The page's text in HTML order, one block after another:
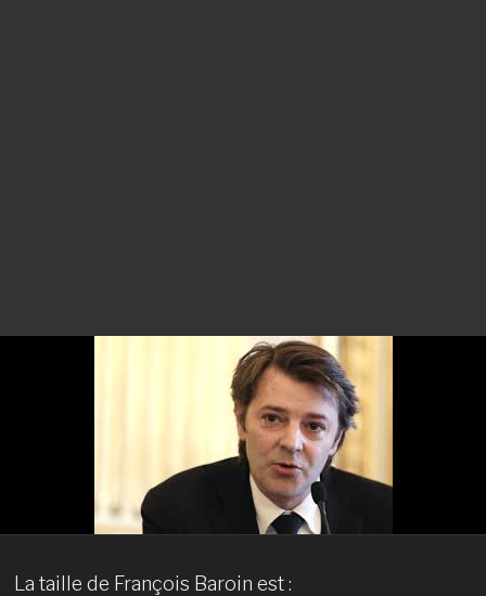
La taille de François Baroin est :